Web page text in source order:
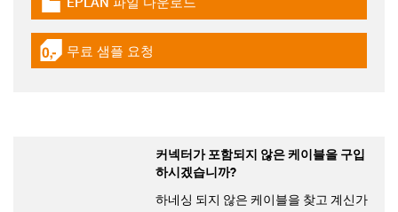
igus-icon-download-plan
igus-icon-gratismuster
무료 샘플 요청
커넥터가 포함되지 않은 케이블을 구입
하시겠습니까?
하네싱 되지 않은 케이블을 찾고 계신가